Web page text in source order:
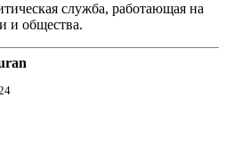
служба, работающая на
и общества.